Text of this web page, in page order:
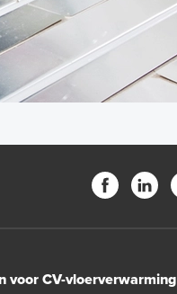
voor CV-vloerverwarming